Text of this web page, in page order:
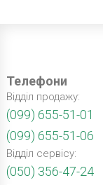
Телефони
Відділ продажу:
(099) 655-51-01
(099) 655-51-06
Відділ сервісу:
(050) 356-47-24